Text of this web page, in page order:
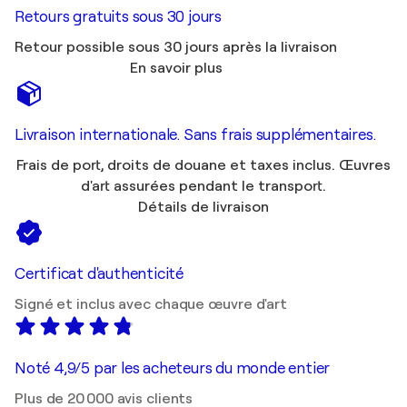
Retours gratuits sous 30 jours
Retour possible sous 30 jours après la livraison
En savoir plus
Livraison internationale. Sans frais supplémentaires.
Frais de port, droits de douane et taxes inclus. Œuvres
d'art assurées pendant le transport.
Détails de livraison
Certificat d'authenticité
Signé et inclus avec chaque œuvre d'art
Noté 4,9/5 par les acheteurs du monde entier
Plus de 20 000 avis clients